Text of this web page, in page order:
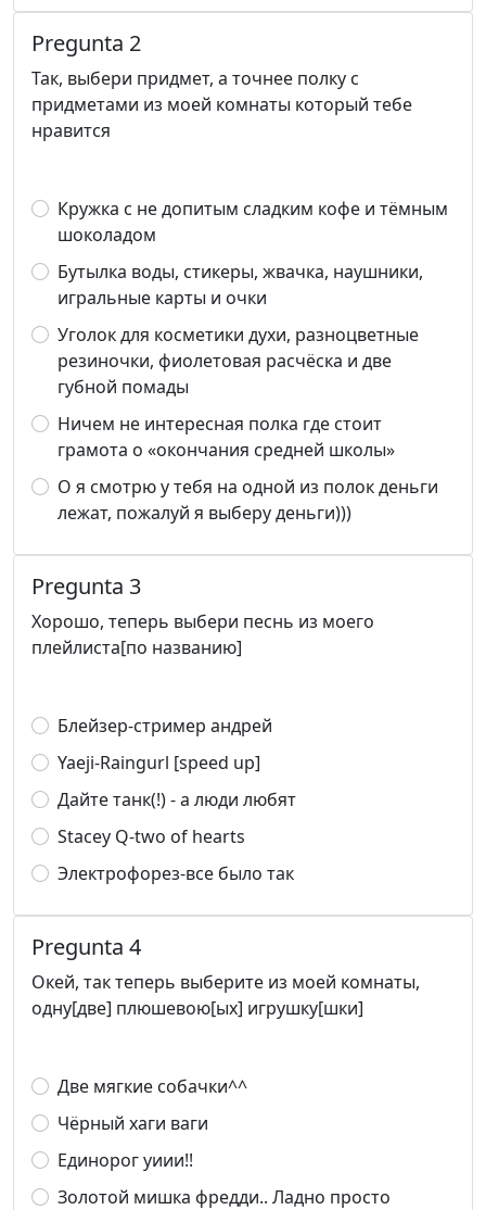
Pregunta 2
Так, выбери придмет, а точнее полку с
придметами из моей комнаты который тебе
нравится
Кружка с не допитым сладким кофе и тёмным
шоколадом
Бутылка воды, стикеры, жвачка, наушники,
игральные карты и очки
Уголок для косметики духи, разноцветные
резиночки, фиолетовая расчёска и две
губной помады
Ничем не интересная полка где стоит
грамота о «окончания средней школы»
О я смотрю у тебя на одной из полок деньги
лежат, пожалуй я выберу деньги)))
Pregunta 3
Хорошо, теперь выбери песнь из моего
плейлиста[по названию]
Блейзер-стример андрей
Yaeji-Raingurl [speed up]
Дайте танк(!) - а люди любят
Stacey Q-two of hearts
Электрофорез-все было так
Pregunta 4
Окей, так теперь выберите из моей комнаты,
одну[две] плюшевою[ых] игрушку[шки]
Две мягкие собачки^^
Чёрный хаги ваги
Единорог уиии!!
Золотой мишка фредди.. Ладно просто